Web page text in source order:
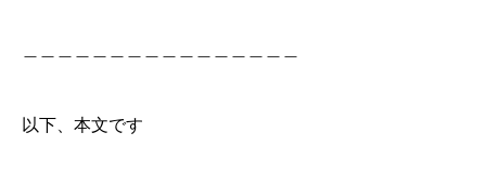
以下、本文です